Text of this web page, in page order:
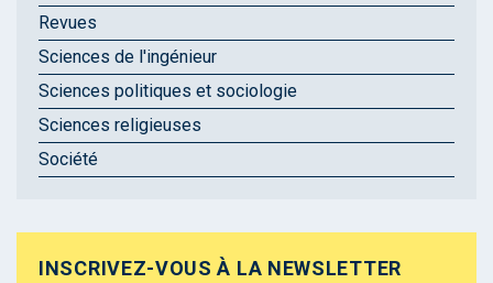
Revues
Sciences de l'ingénieur
Sciences politiques et sociologie
Sciences religieuses
Société
INSCRIVEZ-VOUS À LA NEWSLETTER